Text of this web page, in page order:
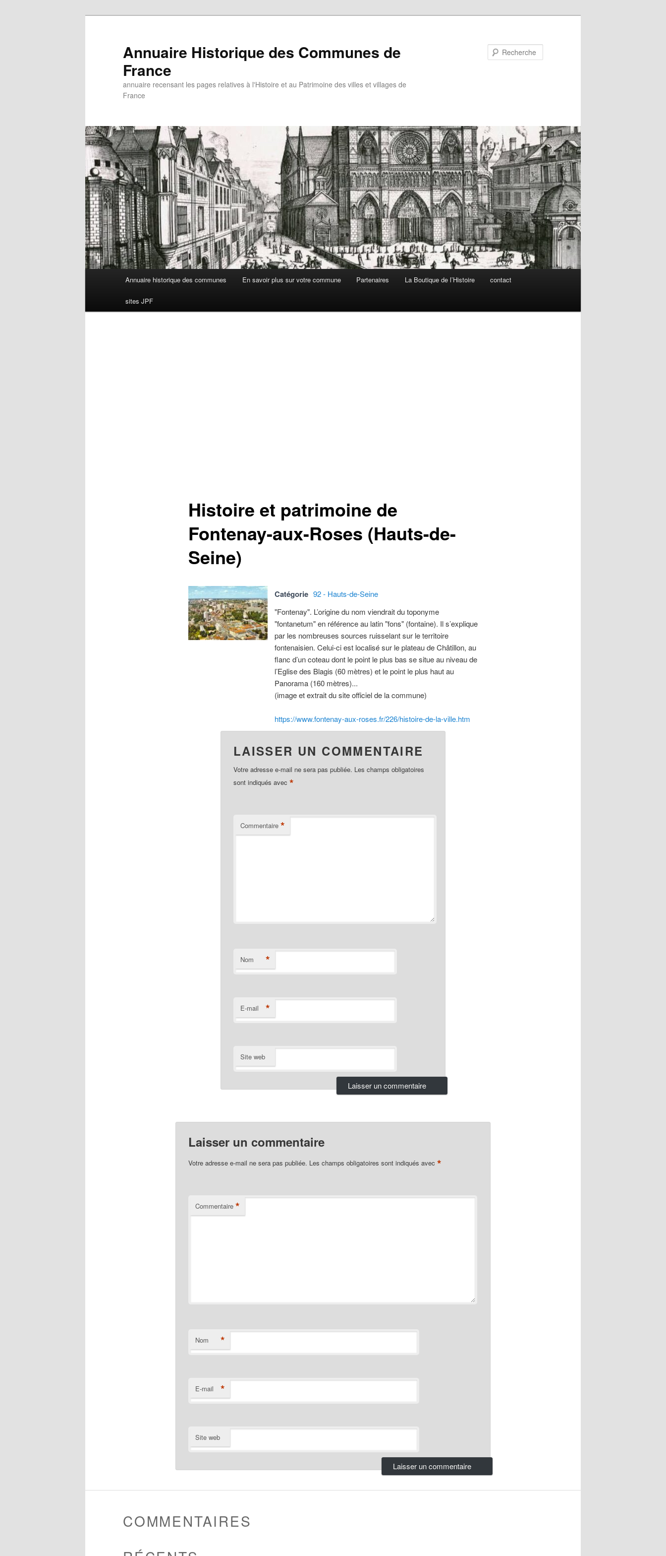
Annuaire Historique des Communes de
France
annuaire recensant les pages relatives à l'Histoire et au Patrimoine des villes et villages de
France
principal
Annuaire historique des communes En savoir plus sur votre commune Partenaires La Boutique de l’Histoire contact
sites JPF
Histoire et patrimoine de
Fontenay-aux-Roses (Hauts-de-
Seine)
Catégorie 92 - Hauts-de-Seine
"Fontenay". L’origine du nom viendrait du toponyme
"fontanetum" en référence au latin "fons" (fontaine). Il s’explique
par les nombreuses sources ruisselant sur le territoire
fontenaisien. Celui-ci est localisé sur le plateau de Châtillon, au
flanc d’un coteau dont le point le plus bas se situe au niveau de
l’Eglise des Blagis (60 mètres) et le point le plus haut au
Panorama (160 mètres)...
(image et extrait du site officiel de la commune)
https://www.fontenay-aux-roses.fr/226/histoire-de-la-ville.htm
LAISSER UN COMMENTAIRE
Votre adresse e-mail ne sera pas publiée. Les champs obligatoires
sont indiqués avec *
Commentaire *
Nom *
E-mail *
Site web
Laisser un commentaire
Votre adresse e-mail ne sera pas publiée. Les champs obligatoires sont indiqués avec *
Commentaire *
Nom *
E-mail *
Site web
COMMENTAIRES